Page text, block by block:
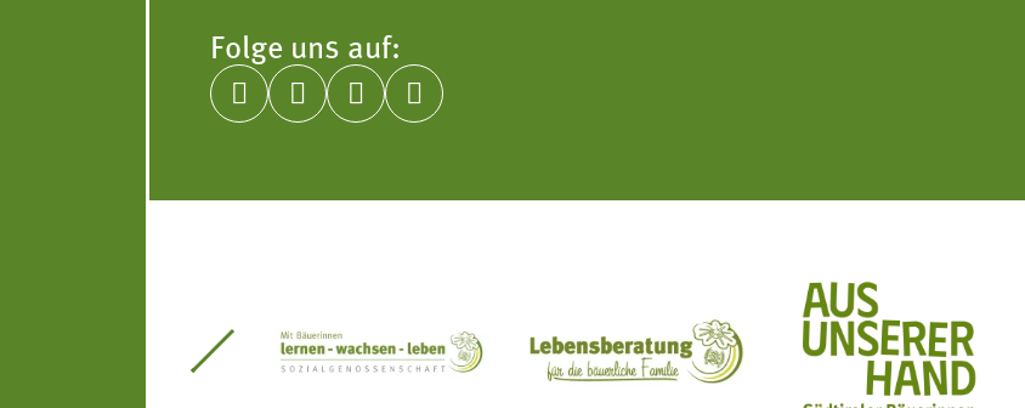
Folge uns auf:
   
Südtiroler Gärtnervereinigung Sozialgenossenschaft Mit Bäuerinnen lernen - wachsen - leben
Lebensberatung für die bäuerliche Familie
Aus unserer Hand